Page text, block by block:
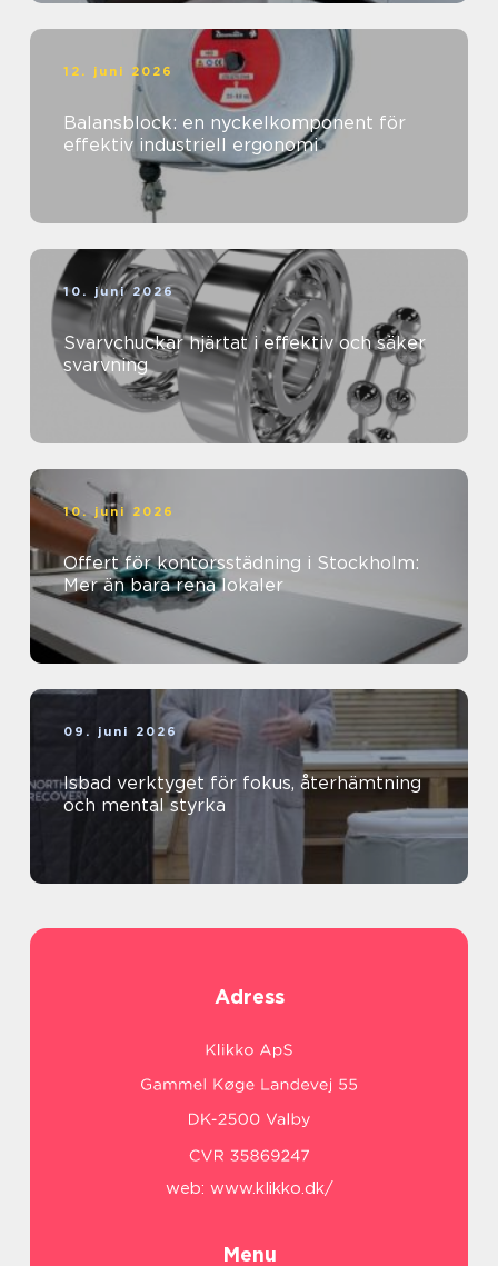
12. juni 2026
Balansblock: en nyckelkomponent för
effektiv industriell ergonomi
10. juni 2026
Svarvchuckar hjärtat i effektiv och säker
svarvning
10. juni 2026
Offert för kontorsstädning i Stockholm:
Mer än bara rena lokaler
09. juni 2026
Isbad verktyget för fokus, återhämtning
och mental styrka
Adress
web: www.klikko.dk/
Menu